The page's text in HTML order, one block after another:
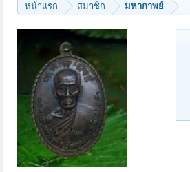
หน้าแรก สมาชิก มหากาพย์